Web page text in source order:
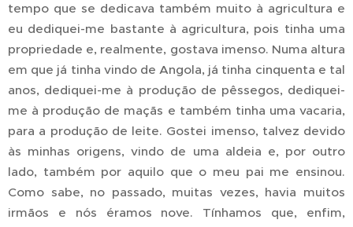
tempo que se dedicava também muito à agricultura e
eu dediquei-me bastante à agricultura, pois tinha uma
propriedade e, realmente, gostava imenso. Numa altura
em que já tinha vindo de Angola, já tinha cinquenta e tal
anos, dediquei-me à produção de pêssegos, dediquei-
me à produção de maçãs e também tinha uma vacaria,
para a produção de leite. Gostei imenso, talvez devido
às minhas origens, vindo de uma aldeia e, por outro
lado, também por aquilo que o meu pai me ensinou.
Como sabe, no passado, muitas vezes, havia muitos
irmãos e nós éramos nove. Tínhamos que, enfim,